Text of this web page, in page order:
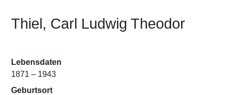
Thiel, Carl Ludwig Theodor
Lebensdaten
1871 – 1943
Geburtsort